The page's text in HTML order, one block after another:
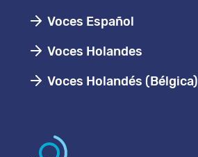
Voces Español
Voces Holandes
Voces Holandés (Bélgica)